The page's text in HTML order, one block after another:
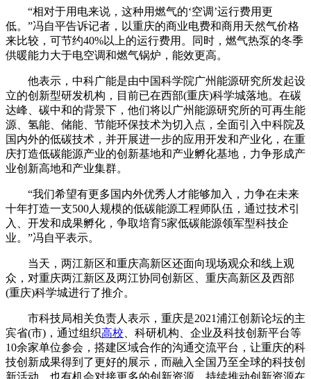
“相对于用电来说，这种用燃气的‘空调’运行费用更
低。”冯自平告诉记者，以重庆的商业电费和商用天然气价格
来比较，可节约40%以上的运行费用。同时，燃气热泵的冬季
供暖能力大于电空调和燃气锅炉，能效更高。
他表示，中科广能是由中国科学院广州能源研究所发起设
立的创新型研发机构，目前已在西部(重庆)科学城落地。在碳
达峰、碳中和的背景下，他们将以广州能源研究所的可再生能
源、氢能、储能、节能环保技术为切入点，全面引入中科院及
国内外的低碳技术，并开展进一步的应用开发和产业化，在重
庆打造低碳能源产业的创新基地和产业孵化基地，力争形成产
业创新高地和产业集群。
“我们希望有更多国内外优秀人才能够加入，力争在未来
十年打造一支500人规模的低碳能源工程师队伍，通过技术引
入、开发和成果孵化，争取培育5家低碳能源领军型科技企
业。”冯自平表示。
当天，两江新区和重庆高新区还面向现场观众和线上观
众，对重庆两江新区及两江协同创新区、重庆高新区及西部
(重庆)科学城进行了推介。
市科技局相关负责人表示，重庆是2021浦江创新论坛的主
宾省(市)，通过组织高校 、科研机构、企业及科技创新平台等
10余家单位参会，搭建区域合作的沟通交流平台，让重庆的科
技创新成果得到了更好的展示，而融入全国乃至全球的科技创